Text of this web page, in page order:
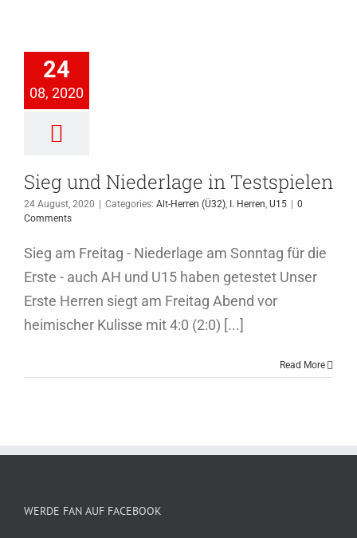
24
08, 2020
in
(Ü32) I. Herren
Sieg und Niederlage in Testspielen
24 August, 2020 | Categories: Alt-Herren (Ü32) I. Herren U15 | 0
Comments
Sieg am Freitag - Niederlage am Sonntag für die
Erste - auch AH und U15 haben getestet Unser
Erste Herren siegt am Freitag Abend vor
heimischer Kulisse mit 4:0 (2:0) [...]
Read More
WERDE FAN AUF FACEBOOK